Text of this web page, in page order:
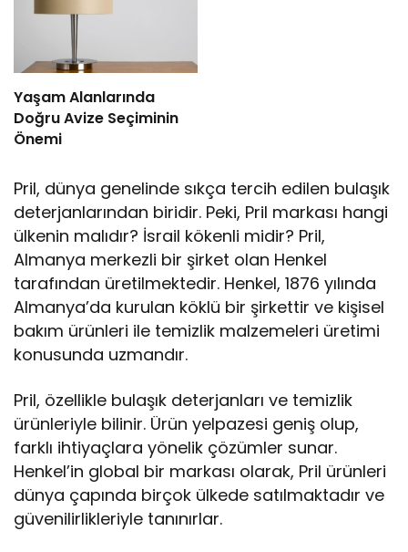
Yaşam Alanlarında
Doğru Avize Seçiminin
Önemi
Pril, dünya genelinde sıkça tercih edilen bulaşık
deterjanlarından biridir. Peki, Pril markası hangi
ülkenin malıdır? İsrail kökenli midir? Pril,
Almanya merkezli bir şirket olan Henkel
tarafından üretilmektedir. Henkel, 1876 yılında
Almanya’da kurulan köklü bir şirkettir ve kişisel
bakım ürünleri ile temizlik malzemeleri üretimi
konusunda uzmandır.
Pril, özellikle bulaşık deterjanları ve temizlik
ürünleriyle bilinir. Ürün yelpazesi geniş olup,
farklı ihtiyaçlara yönelik çözümler sunar.
Henkel’in global bir markası olarak, Pril ürünleri
dünya çapında birçok ülkede satılmaktadır ve
güvenilirlikleriyle tanınırlar.